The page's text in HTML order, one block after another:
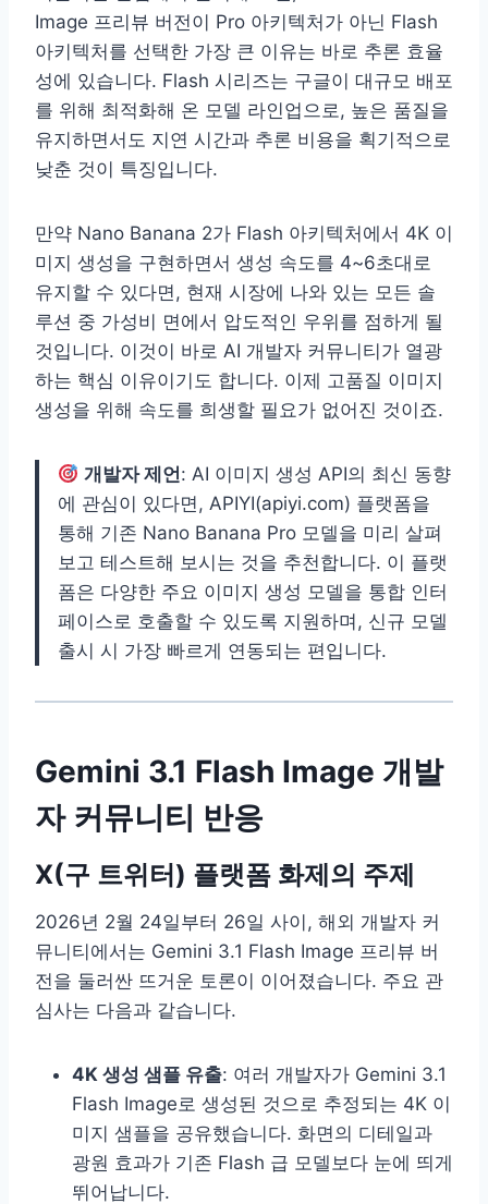
Image 프리뷰 버전이 Pro 아키텍처가 아닌 Flash
아키텍처를 선택한 가장 큰 이유는 바로 추론 효율
성에 있습니다. Flash 시리즈는 구글이 대규모 배포
를 위해 최적화해 온 모델 라인업으로, 높은 품질을
유지하면서도 지연 시간과 추론 비용을 획기적으로
낮춘 것이 특징입니다.
만약 Nano Banana 2가 Flash 아키텍처에서 4K 이
미지 생성을 구현하면서 생성 속도를 4~6초대로
유지할 수 있다면, 현재 시장에 나와 있는 모든 솔
루션 중 가성비 면에서 압도적인 우위를 점하게 될
것입니다. 이것이 바로 AI 개발자 커뮤니티가 열광
하는 핵심 이유이기도 합니다. 이제 고품질 이미지
생성을 위해 속도를 희생할 필요가 없어진 것이죠.
개발자 제언: AI 이미지 생성 API의 최신 동향
에 관심이 있다면, APIYI(apiyi.com) 플랫폼을
통해 기존 Nano Banana Pro 모델을 미리 살펴
보고 테스트해 보시는 것을 추천합니다. 이 플랫
폼은 다양한 주요 이미지 생성 모델을 통합 인터
페이스로 호출할 수 있도록 지원하며, 신규 모델
출시 시 가장 빠르게 연동되는 편입니다.
Gemini 3.1 Flash Image 개발
자 커뮤니티 반응
X(구 트위터) 플랫폼 화제의 주제
2026년 2월 24일부터 26일 사이, 해외 개발자 커
뮤니티에서는 Gemini 3.1 Flash Image 프리뷰 버
전을 둘러싼 뜨거운 토론이 이어졌습니다. 주요 관
심사는 다음과 같습니다.
4K 생성 샘플 유출: 여러 개발자가 Gemini 3.1
Flash Image로 생성된 것으로 추정되는 4K 이
미지 샘플을 공유했습니다. 화면의 디테일과
광원 효과가 기존 Flash 급 모델보다 눈에 띄게
뛰어납니다.